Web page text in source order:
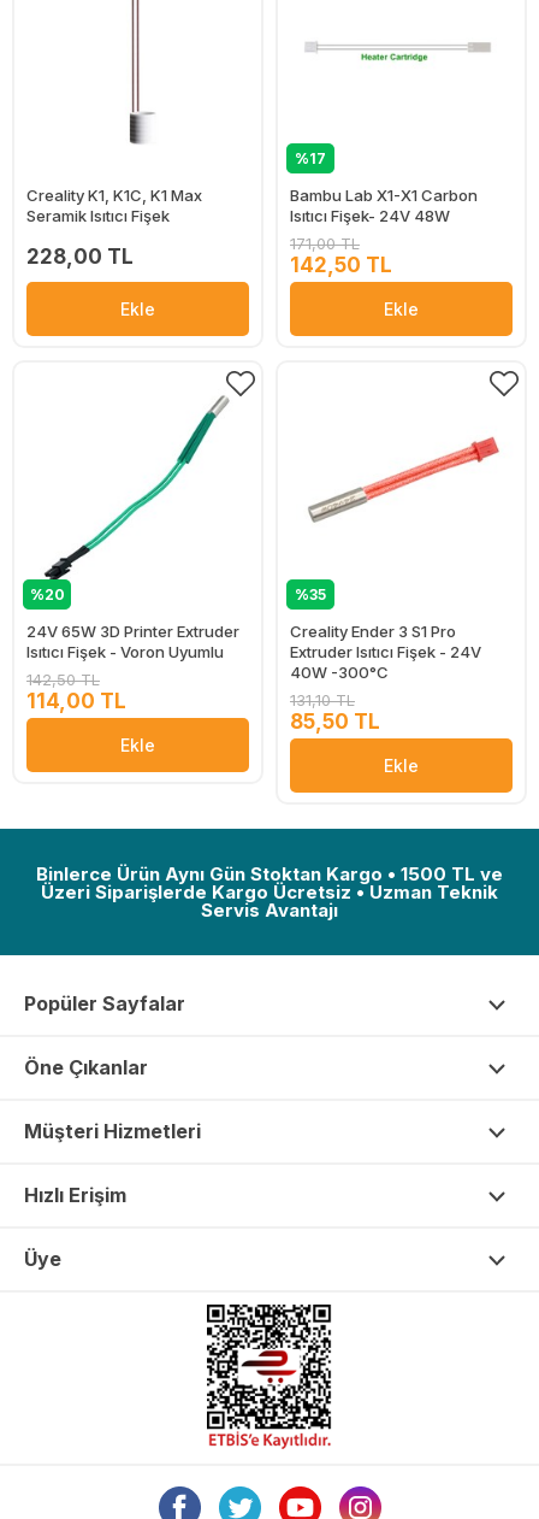
Creality K1, K1C, K1 Max
Seramik Isıtıcı Fişek
228,00 TL
Ekle
%17
Bambu Lab X1-X1 Carbon
Isıtıcı Fişek- 24V 48W
171,00 TL
142,50 TL
Ekle
%20
24V 65W 3D Printer Extruder
Isıtıcı Fişek - Voron Uyumlu
142,50 TL
114,00 TL
Ekle
%35
Creality Ender 3 S1 Pro
Extruder Isıtıcı Fişek - 24V
40W -300°C
131,10 TL
85,50 TL
Ekle
Binlerce Ürün Aynı Gün Stoktan Kargo • 1500 TL ve
Üzeri Siparişlerde Kargo Ücretsiz • Uzman Teknik
Servis Avantajı
Popüler Sayfalar
Öne Çıkanlar
Müşteri Hizmetleri
Hızlı Erişim
Üye